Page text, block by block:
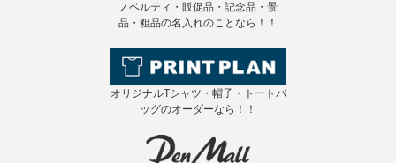
ノベルティ・販促品・記念品・景
品・粗品の名入れのことなら！！
オリジナルTシャツ・帽子・トートバ
ッグのオーダーなら！！